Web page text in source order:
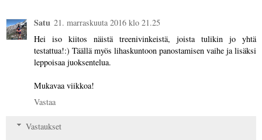
Satu 21. marraskuuta 2016 klo 21.25
Hei iso kiitos näistä treenivinkeistä, joista tulikin jo yhtä
testattua!:) Täällä myös lihaskuntoon panostamisen vaihe ja lisäksi
leppoisaa juoksentelua.
Mukavaa viikkoa!
Vastaa
Vastaukset